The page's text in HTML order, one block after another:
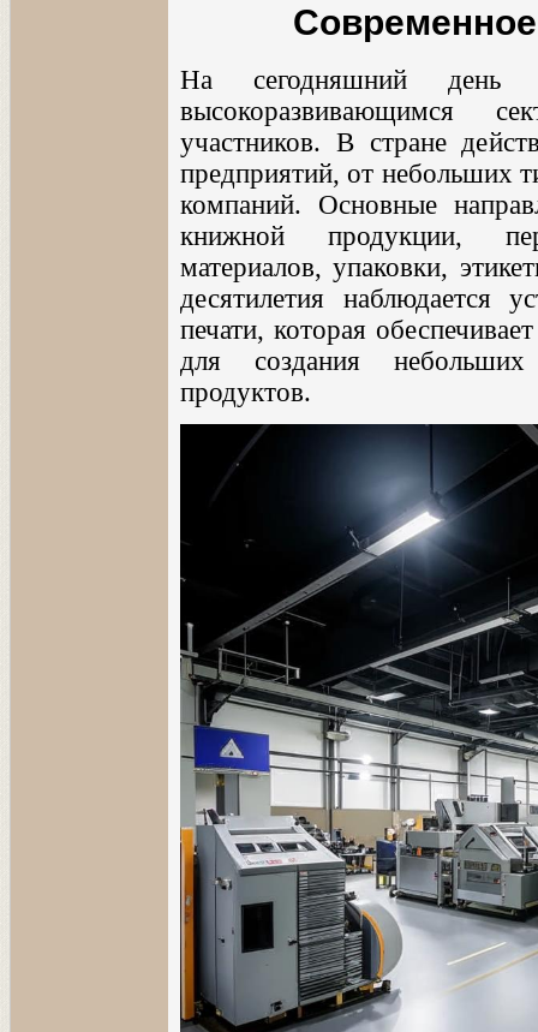
На сегодняшний день
высокоразвивающимся
участников. В стране
предприятий, от небольших
компаний. Основные
книжной продукции,
материалов, упаковки,
десятилетия наблюдается
печати, которая
для создания
продуктов.